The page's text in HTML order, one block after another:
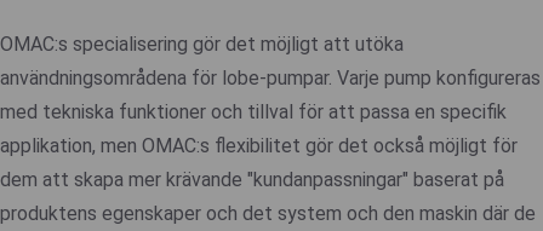
OMAC:s specialisering gör det möjligt att utöka
användningsområdena för lobe-pumpar. Varje pump konfigureras
med tekniska funktioner och tillval för att passa en specifik
applikation, men OMAC:s flexibilitet gör det också möjligt för
dem att skapa mer krävande "kundanpassningar" baserat på
produktens egenskaper och det system och den maskin där de